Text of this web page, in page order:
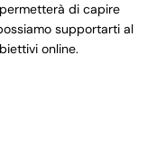
di capire
supportarti al
online.